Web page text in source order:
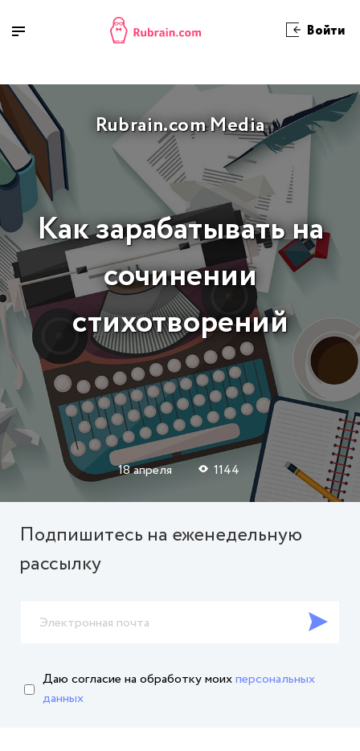
Войти
Rubrain.com Media
Как зарабатывать на
сочинении
стихотворений
18 апреля 1144
Подпишитесь на еженедельную
рассылку
Даю согласие на обработкумоихперсональных
данных